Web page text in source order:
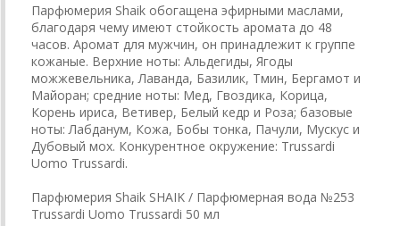
Парфюмерия Shaik обогащена эфирными маслами,
благодаря чему имеют стойкость аромата до 48
часов. Аромат для мужчин, он принадлежит к группе
кожаные. Верхние ноты: Альдегиды, Ягоды
можжевельника, Лаванда, Базилик, Тмин, Бергамот и
Майоран; средние ноты: Мед, Гвоздика, Корица,
Корень ириса, Ветивер, Белый кедр и Роза; базовые
ноты: Лабданум, Кожа, Бобы тонка, Пачули, Мускус и
Дубовый мох. Конкурентное окружение: Trussardi
Uomo Trussardi.
Парфюмерия Shaik SHAIK / Парфюмерная вода №253
Trussardi Uomo Trussardi 50 мл